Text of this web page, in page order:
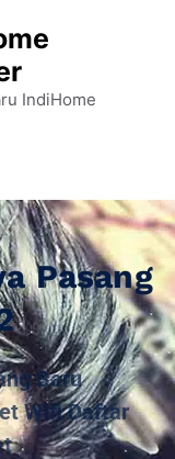
IndiHome
Pasang
Baru
Wifi Daftar